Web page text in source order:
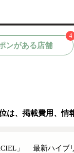
ンがある店舗
4
は、掲載費用、情
」 最新ハイブ